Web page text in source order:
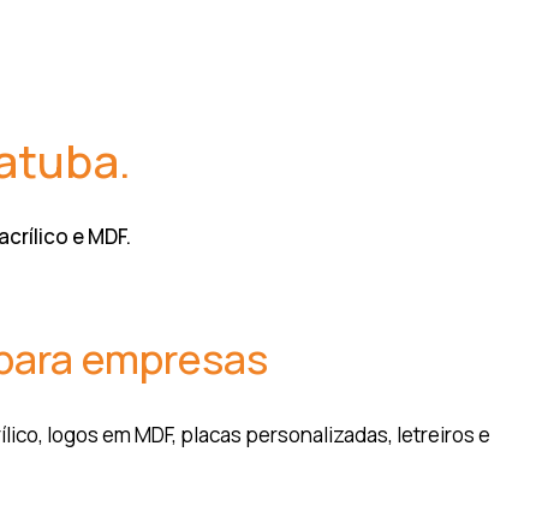
e MDF.
empresas
logos em MDF, placas personalizadas, letreiros e